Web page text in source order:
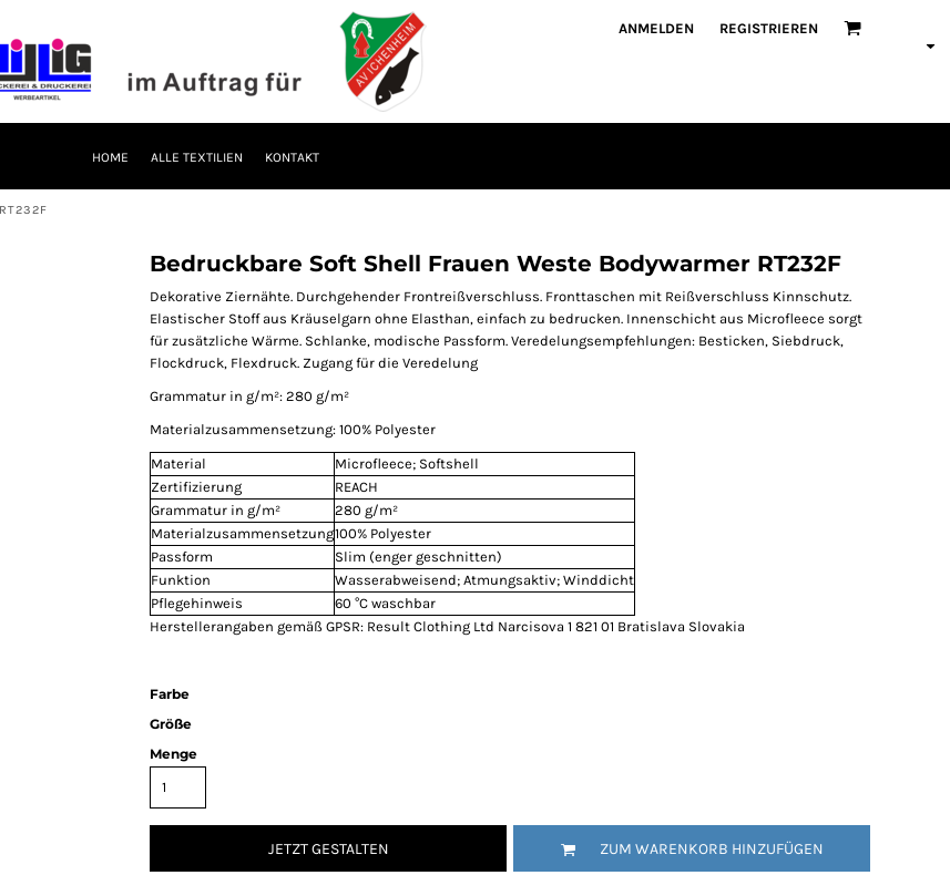
ANMELDEN REGISTRIEREN
HOME ALLE TEXTILIEN KONTAKT
Bedruckbare Soft Shell Frauen Weste Bodywarmer RT232F
Dekorative Ziernähte. Durchgehender Frontreißverschluss. Fronttaschen mit Reißverschluss Kinnschutz.
Elastischer Stoff aus Kräuselgarn ohne Elasthan, einfach zu bedrucken. Innenschicht aus Microfleece sorgt
für zusätzliche Wärme. Schlanke, modische Passform. Veredelungsempfehlungen: Besticken, Siebdruck,
Flockdruck, Flexdruck. Zugang für die Veredelung
Grammatur in g/m²: 280 g/m²
Materialzusammensetzung: 100% Polyester
Material
Microfleece; Softshell
Zertifizierung
REACH
Grammatur in g/m²
280 g/m²
Materialzusammensetzung100% Polyester
Passform
Slim (enger geschnitten)
Funktion
Wasserabweisend; Atmungsaktiv; Winddicht
Pflegehinweis
60 °C waschbar
Herstellerangaben gemäß GPSR: Result Clothing Ltd Narcisova 1 821 01 Bratislava Slovakia
Farbe
Größe
Menge
JETZT GESTALTEN ZUM WARENKORB HINZUFÜGEN